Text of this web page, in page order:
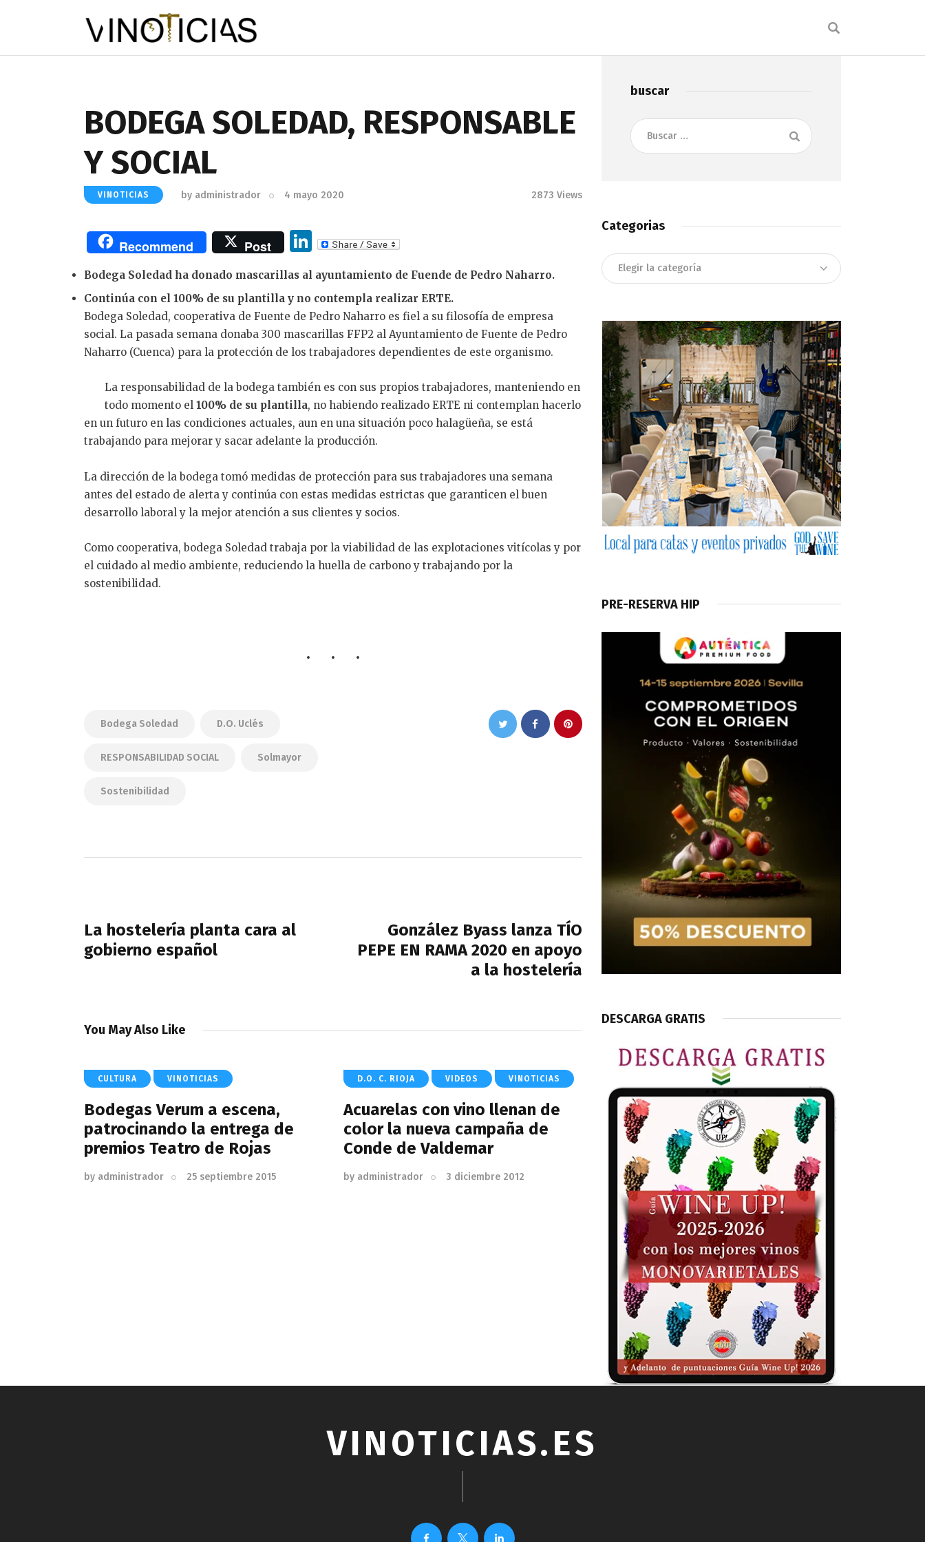
BODEGA SOLEDAD, RESPONSABLE
Y SOCIAL
VINOTICIAS by administrador 4 mayo 2020 2873 Views
Recommend Post
Li
k
e
dI
n
Bodega Soledad ha donado mascarillas al ayuntamiento de Fuende de Pedro Naharro.
Continúa con el 100% de su plantilla y no contempla realizar ERTE.
Bodega Soledad, cooperativa de Fuente de Pedro Naharro es fiel a su filosofía de empresa
social. La pasada semana donaba 300 mascarillas FFP2 al Ayuntamiento de Fuente de Pedro
Naharro (Cuenca) para la protección de los trabajadores dependientes de este organismo.
La responsabilidad de la bodega también es con sus propios trabajadores, manteniendo en
todo momento el 100% de su plantilla, no habiendo realizado ERTE ni contemplan hacerlo
en un futuro en las condiciones actuales, aun en una situación poco halagüeña, se está
trabajando para mejorar y sacar adelante la producción.
La dirección de la bodega tomó medidas de protección para sus trabajadores una semana
antes del estado de alerta y continúa con estas medidas estrictas que garanticen el buen
desarrollo laboral y la mejor atención a sus clientes y socios.
Como cooperativa, bodega Soledad trabaja por la viabilidad de las explotaciones vitícolas y por
el cuidado al medio ambiente, reduciendo la huella de carbono y trabajando por la
sostenibilidad.
Bodega Soledad D.o. Uclés
RESPONSABILIDAD SOCIAL Solmayor
Sostenibilidad
entradas
La hostelería planta cara al
gobierno español
González Byass lanza TÍO
PEPE EN RAMA 2020 en apoyo
a la hostelería
You May Also Like
CULTURA VINOTICIAS
Bodegas Verum a escena,
patrocinando la entrega de
premios Teatro de Rojas
by administrador 25 septiembre 2015
D.O. C. RIOJA VIDEOS VINOTICIAS
Acuarelas con vino llenan de
color la nueva campaña de
Conde de Valdemar
by administrador 3 diciembre 2012
buscar
Buscar:
Categorias
Categorias
PRE-RESERVA HIP
DESCARGA GRATIS
VINOTICIAS.ES